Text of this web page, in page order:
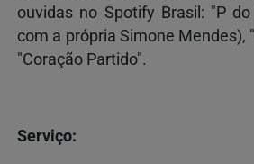
ouvidas no Spotify Brasil: "P
com a própria Simone Mendes),
"Coração Partido".
Serviço: